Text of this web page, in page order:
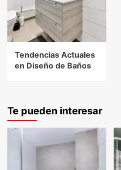
Tendencias Actuales
en Diseño de Baños
Te pueden interesar